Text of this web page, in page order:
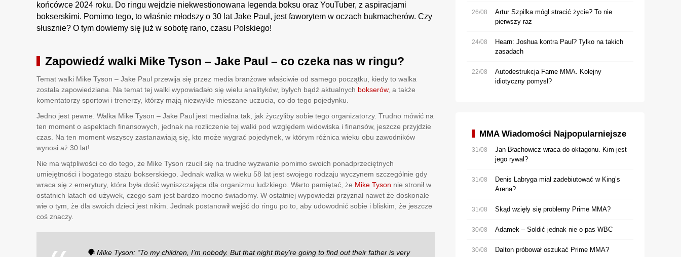
końcówce 2024 roku. Do ringu wejdzie niekwestionowana legenda boksu oraz YouTuber, z aspiracjami
bokserskimi. Pomimo tego, to właśnie młodszy o 30 lat Jake Paul, jest faworytem w oczach bukmacherów. Czy
słusznie? O tym dowiemy się już w sobotę rano, czasu Polskiego!
Zapowiedź walki Mike Tyson – Jake Paul – co czeka nas w ringu?
Temat walki Mike Tyson – Jake Paul przewija się przez media branżowe właściwie od samego początku, kiedy to walka
została zapowiedziana. Na temat tej walki wypowiadało się wielu analityków, byłych bądź aktualnych bokserów, a także
komentatorzy sportowi i trenerzy, którzy mają niezwykle mieszane uczucia, co do tego pojedynku.
Jedno jest pewne. Walka Mike Tyson – Jake Paul jest medialna tak, jak życzyliby sobie tego organizatorzy. Trudno mówić na
ten moment o aspektach finansowych, jednak na rozliczenie tej walki pod względem widowiska i finansów, jeszcze przyjdzie
czas. Na ten moment wszyscy zastanawiają się, kto może wygrać pojedynek, w którym różnica wieku obu zawodników
wynosi aż 30 lat!
Nie ma wątpliwości co do tego, że Mike Tyson rzucił się na trudne wyzwanie pomimo swoich ponadprzeciętnych
umiejętności i bogatego stażu bokserskiego. Jednak walka w wieku 58 lat jest swojego rodzaju wyczynem szczególnie gdy
wraca się z emerytury, która była dość wyniszczająca dla organizmu ludzkiego. Warto pamiętać, że Mike Tyson nie stronił w
ostatnich latach od używek, czego sam jest bardzo mocno świadomy. W ostatniej wypowiedzi przyznał nawet że doskonale
wie o tym, że dla swoich dzieci jest nikim. Jednak postanowił wejść do ringu po to, aby udowodnić sobie i bliskim, że jeszcze
coś znaczy.
🗣️ Mike Tyson: “To my children, I’m nobody. But that night they’re going to find out their father is very
26/08
Artur Szpilka mógł stracić życie? To nie
pierwszy raz
24/08
Hearn: Joshua kontra Paul? Tylko na takich
zasadach
22/08
Autodestrukcja Fame MMA. Kolejny
idiotyczny pomysł?
MMA Wiadomości Najpopularniejsze
31/08
Jan Błachowicz wraca do oktagonu. Kim jest
jego rywal?
31/08
Denis Labryga miał zadebiutować w King’s
Arena?
31/08 Skąd wzięły się problemy Prime MMA?
30/08 Adamek – Soldić jednak nie o pas WBC
30/08 Dalton próbował oszukać Prime MMA?